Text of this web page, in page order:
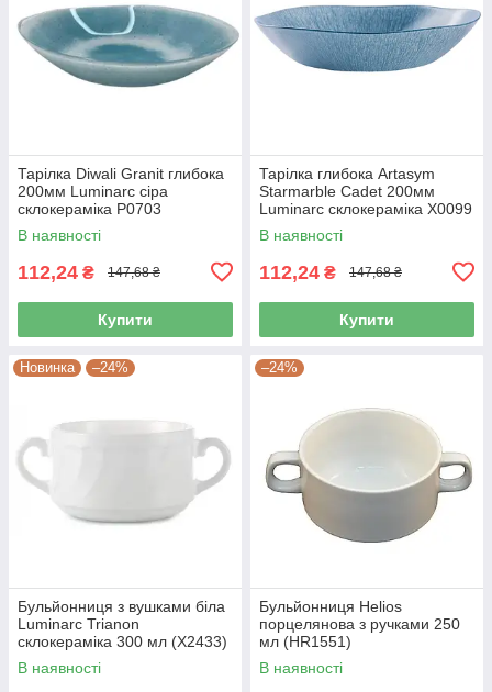
Тарілка Diwali Granit глибока
200мм Luminarc сіра
склокераміка P0703
В наявності
112,24 ₴ 147,68 ₴
Купити
Тарілка глибока Artasym
Starmarble Cadet 200мм
Luminarc склокераміка X0099
В наявності
112,24 ₴ 147,68 ₴
Купити
Новинка –24%
Бульйонниця з вушками біла
Luminarc Trianon
склокераміка 300 мл (X2433)
В наявності
–24%
Бульйонниця Helios
порцелянова з ручками 250
мл (HR1551)
В наявності